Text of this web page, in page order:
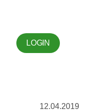
LOGIN
12.04.2019